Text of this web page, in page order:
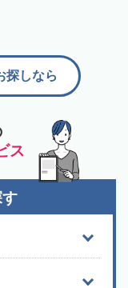
ス
探しなら